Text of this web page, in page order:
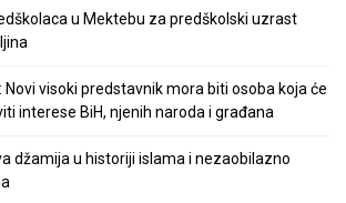
u Mektebu za predškolski uzrast
Novi visoki predstavnik mora biti osoba koja će
interese BiH, njenih naroda i građana
džamija u historiji islama i nezaobilazno